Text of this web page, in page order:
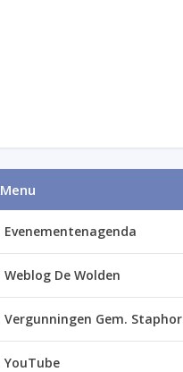
Menu
Evenementenagenda
Weblog De Wolden
Vergunningen Gem.
YouTube